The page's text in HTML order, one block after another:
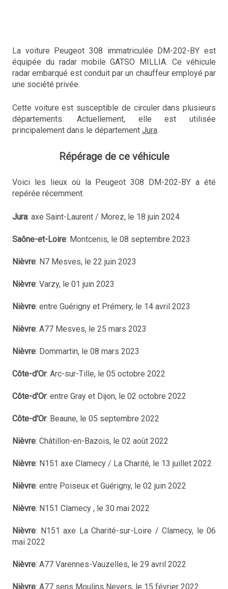
La voiture Peugeot 308 immatriculée DM-202-BY est
équipée du radar mobile GATSO MILLIA. Ce véhicule
radar embarqué est conduit par un chauffeur employé par
une société privée.
Cette voiture est susceptible de circuler dans plusieurs
départements. Actuellement, elle est utilisée
principalement dans le département Jura.
Répérage de ce véhicule
Voici les lieux où la Peugeot 308 DM-202-BY a été
repérée récemment.
Jura: axe Saint-Laurent / Morez, le 18 juin 2024
Saône-et-Loire: Montcenis, le 08 septembre 2023
Nièvre: N7 Mesves, le 22 juin 2023
Nièvre: Varzy, le 01 juin 2023
Nièvre: entre Guérigny et Prémery, le 14 avril 2023
Nièvre: A77 Mesves, le 25 mars 2023
Nièvre: Dommartin, le 08 mars 2023
Côte-d'Or: Arc-sur-Tille, le 05 octobre 2022
Côte-d'Or: entre Gray et Dijon, le 02 octobre 2022
Côte-d'Or: Beaune, le 05 septembre 2022
Nièvre: Châtillon-en-Bazois, le 02 août 2022
Nièvre: N151 axe Clamecy / La Charité, le 13 juillet 2022
Nièvre: entre Poiseux et Guérigny, le 02 juin 2022
Nièvre: N151 Clamecy , le 30 mai 2022
Nièvre: N151 axe La Charité-sur-Loire / Clamecy, le 06
mai 2022
Nièvre: A77 Varennes-Vauzelles, le 29 avril 2022
Nièvre: A77 sens Moulins Nevers, le 15 février 2022